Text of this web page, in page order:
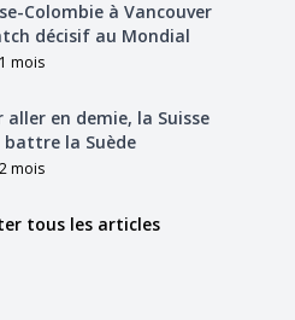
Colombie à Vancouver
décisif au Mondial
mois
aller en demie, la Suisse
la Suède
mois
tous les articles